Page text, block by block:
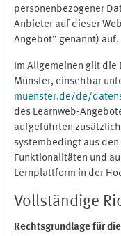
personenbezogener
Anbieter auf dieser
Angebot” genannt) auf.
Im Allgemeinen gilt die
Münster, einsehbar
muenster.de/de/
des Learnweb-
aufgeführten
systembedingt aus
Funktionalitäten und
Lernplattform in der
Vollständige
Rechtsgrundlage für